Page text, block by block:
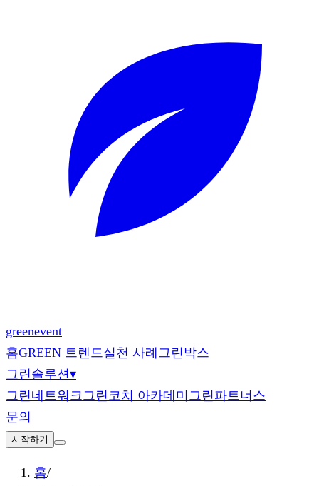
greenevent
홈GREEN 트렌드실천 사례 그린박스
그린솔루션▾
그린네트워크그린코치 아카데미 그린파트너스
문의
시작하기
홈/